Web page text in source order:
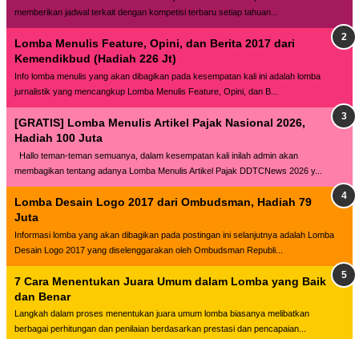
memberikan jadwal terkait dengan kompetisi terbaru setiap tahuan...
Lomba Menulis Feature, Opini, dan Berita 2017 dari
Kemendikbud (Hadiah 226 Jt)
Info lomba menulis yang akan dibagikan pada kesempatan kali ini adalah lomba
jurnalistik yang mencangkup Lomba Menulis Feature, Opini, dan B...
[GRATIS] Lomba Menulis Artikel Pajak Nasional 2026,
Hadiah 100 Juta
Hallo teman-teman semuanya, dalam kesempatan kali inilah admin akan
membagikan tentang adanya Lomba Menulis Artikel Pajak DDTCNews 2026 y...
Lomba Desain Logo 2017 dari Ombudsman, Hadiah 79
Juta
Informasi lomba yang akan dibagikan pada postingan ini selanjutnya adalah Lomba
Desain Logo 2017 yang diselenggarakan oleh Ombudsman Republi...
7 Cara Menentukan Juara Umum dalam Lomba yang Baik
dan Benar
Langkah dalam proses menentukan juara umum lomba biasanya melibatkan
berbagai perhitungan dan penilaian berdasarkan prestasi dan pencapaian...